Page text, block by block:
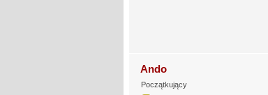
Ando
Początkujący